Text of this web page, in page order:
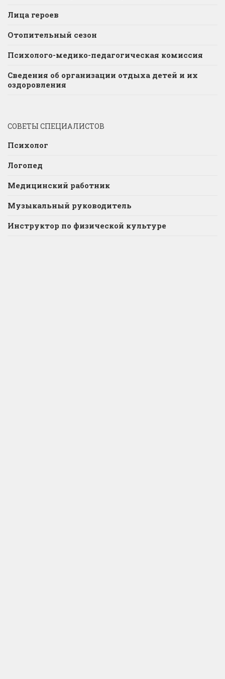
Лица героев
Отопительный сезон
Психолого-медико-педагогическая комиссия
Сведения об организации отдыха детей и их
оздоровления
СОВЕТЫ СПЕЦИАЛИСТОВ
Психолог
Логопед
Медицинский работник
Музыкальный руководитель
Инструктор по физической культуре